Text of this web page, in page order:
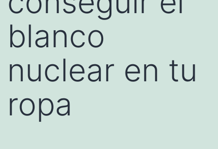
blanco
nuclear en tu
ropa